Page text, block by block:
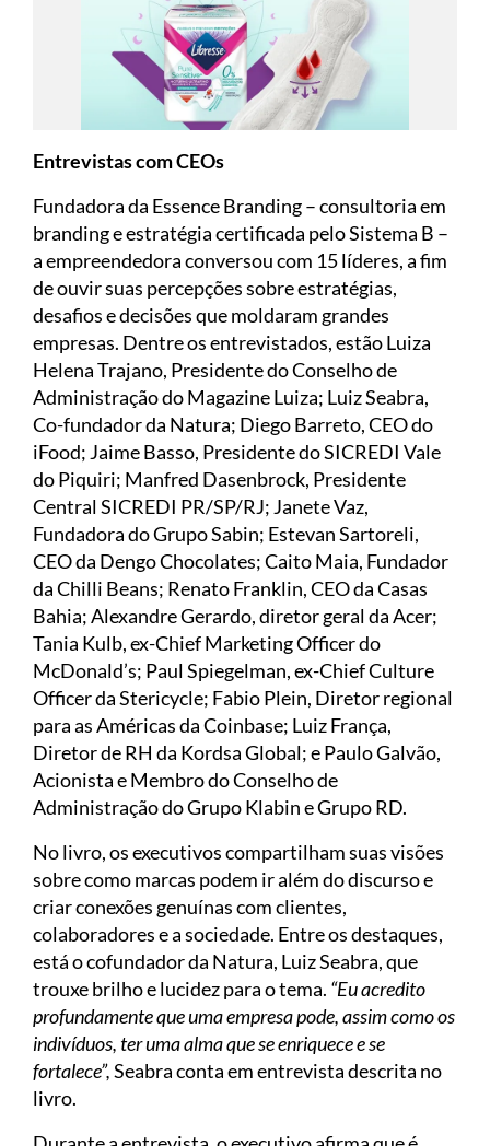
Entrevistas com CEOs
Fundadora da Essence Branding – consultoria em
branding e estratégia certificada pelo Sistema B –
a empreendedora conversou com 15 líderes, a fim
de ouvir suas percepções sobre estratégias,
desafios e decisões que moldaram grandes
empresas. Dentre os entrevistados, estão Luiza
Helena Trajano, Presidente do Conselho de
Administração do Magazine Luiza; Luiz Seabra,
Co-fundador da Natura; Diego Barreto, CEO do
iFood; Jaime Basso, Presidente do SICREDI Vale
do Piquiri; Manfred Dasenbrock, Presidente
Central SICREDI PR/SP/RJ; Janete Vaz,
Fundadora do Grupo Sabin; Estevan Sartoreli,
CEO da Dengo Chocolates; Caito Maia, Fundador
da Chilli Beans; Renato Franklin, CEO da Casas
Bahia; Alexandre Gerardo, diretor geral da Acer;
Tania Kulb, ex-Chief Marketing Officer do
McDonald’s; Paul Spiegelman, ex-Chief Culture
Officer da Stericycle; Fabio Plein, Diretor regional
para as Américas da Coinbase; Luiz França,
Diretor de RH da Kordsa Global; e Paulo Galvão,
Acionista e Membro do Conselho de
Administração do Grupo Klabin e Grupo RD.
No livro, os executivos compartilham suas visões
sobre como marcas podem ir além do discurso e
criar conexões genuínas com clientes,
colaboradores e a sociedade. Entre os destaques,
está o cofundador da Natura, Luiz Seabra, que
trouxe brilho e lucidez para o tema. “Eu acredito
profundamente que uma empresa pode, assim como os
indivíduos, ter uma alma que se enriquece e se
fortalece”,Seabra conta em entrevista descrita no
livro.